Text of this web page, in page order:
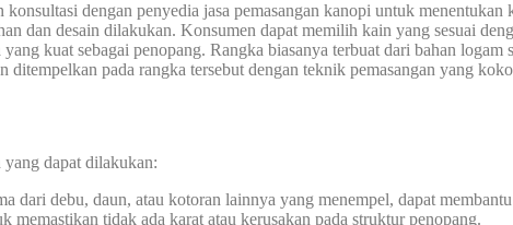
konsultasi dengan penyedia jasa pemasangan kanopi untuk
dan desain dilakukan. Konsumen dapat memilih kain yang sesuai
kuat sebagai penopang. Rangka biasanya terbuat dari bahan logam
ditempelkan pada rangka tersebut dengan teknik pemasangan yang
yang dapat dilakukan:
dari debu, daun, atau kotoran lainnya yang menempel, dapat
memastikan tidak ada karat atau kerusakan pada struktur penopang.